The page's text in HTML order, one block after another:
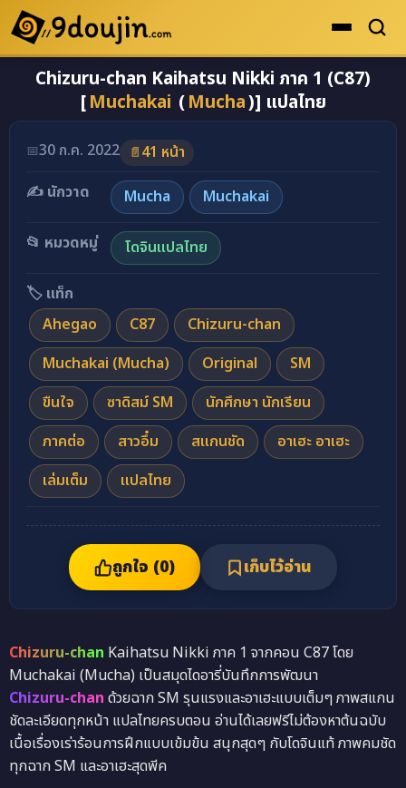
ดูเยอะสุด
คะแนนเยอะสุด
ระดับตำนาน
ยอดนิยม
เรื่องที่เก็บไว้
Chizuru-chan Kaihatsu Nikki ภาค 1 (C87)
[Muchakai (Mucha)] แปลไทย
📅30 ก.ค. 2022 📄41 หน้า
✍️ นักวาด
Mucha Muchakai
📂 หมวดหมู่ โดจินแปลไทย
🏷️ แท็ก
Ahegao
C87
Chizuru-chan
Muchakai (Mucha)
Original
SM
ขืนใจ
ซาดิสม์ SM
นักศึกษา นักเรียน
ภาคต่อ
สาวอึ๋ม สแกนชัด
อาเฮะ อาเฮะ
เล่มเต็ม
แปลไทย
ถูกใจ (0) เก็บไว้อ่าน
Chizuru-chan Kaihatsu Nikki ภาค 1 จากคอน C87 โดย
Muchakai (Mucha) เป็นสมุดไดอารี่บันทึกการพัฒนา
Chizuru-chan ด้วยฉาก SM รุนแรงและอาเฮะแบบเต็มๆ ภาพสแกน
ชัดละเอียดทุกหน้า แปลไทยครบตอน อ่านได้เลยฟรีไม่ต้องหาต้นฉบับ
เนื้อเรื่องเร่าร้อนการฝึกแบบเข้มข้น สนุกสุดๆ กับโดจินแท้ ภาพคมชัด
ทุกฉาก SM และอาเฮะสุดพีค